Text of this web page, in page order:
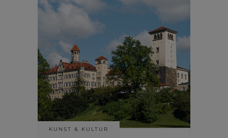
KUNST & KULTUR